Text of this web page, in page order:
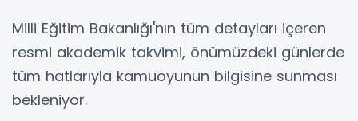
Milli Eğitim Bakanlığı'nın tüm detayları içeren
resmi akademik takvimi, önümüzdeki günlerde
tüm hatlarıyla kamuoyunun bilgisine sunması
bekleniyor.